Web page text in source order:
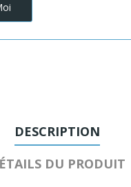
DESCRIPTION
DU PRODUIT